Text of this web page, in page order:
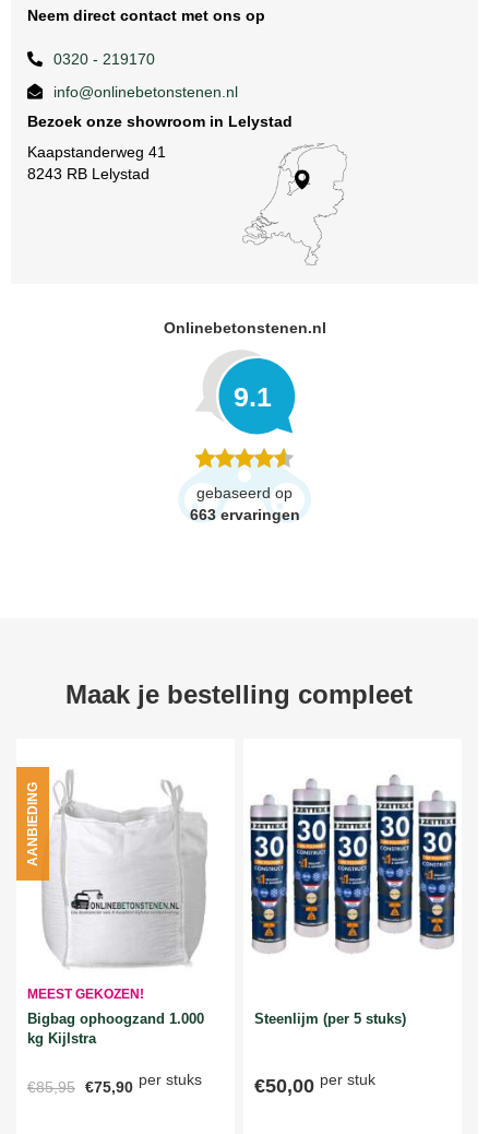
Neem direct contact met ons op
0320 - 219170
info@onlinebetonstenen.nl
Bezoek onze showroom in Lelystad
Kaapstanderweg 41
8243 RB Lelystad
Onlinebetonstenen.nl
9.1
gebaseerd op
663 ervaringen
Maak je bestelling compleet
MEEST GEKOZEN!
Bigbag ophoogzand 1.000
kg Kijlstra
€85,95 €75,90 per stuks
AANBIEDING
Steenlijm (per 5 stuks)
€50,00 per stuk